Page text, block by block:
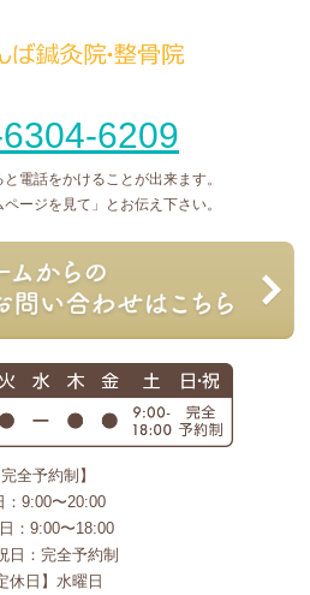
6209
電話をかけることが出来ます。
ージを見て」とお伝え下さい。
完全予約制】
：9:00〜20:00
：9:00〜18:00
日：完全予約制
休日】水曜日